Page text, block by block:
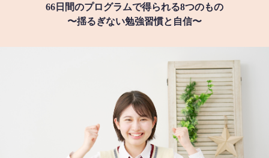
66日間のプログラムで得られる8つのもの
〜揺るぎない勉強習慣と自信〜